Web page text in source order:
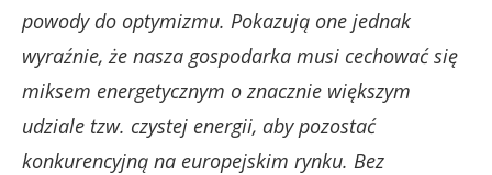
powody do optymizmu. Pokazują one jednak
wyraźnie, że nasza gospodarka musi cechować się
miksem energetycznym o znacznie większym
udziale tzw. czystej energii, aby pozostać
konkurencyjną na europejskim rynku. Bez